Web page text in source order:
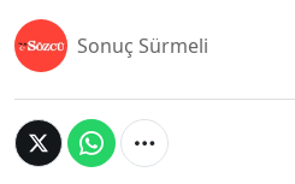
Sonuç Sürmeli